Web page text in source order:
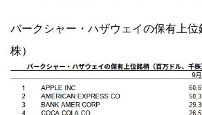
バークシャー・ハザウェイの保有上
株）